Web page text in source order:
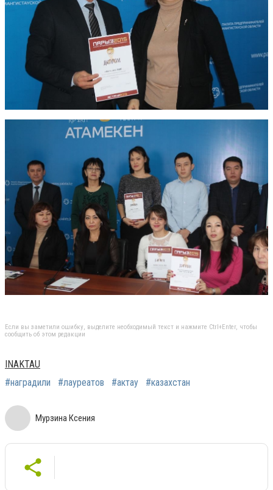
Если вы заметили ошибку, выделите необходимый текст и нажмите Ctrl+Enter, чтобы
сообщить об этом редакции
INAKTAU
#наградили
#лауреатов #актау #казахстан
Мурзина Ксения